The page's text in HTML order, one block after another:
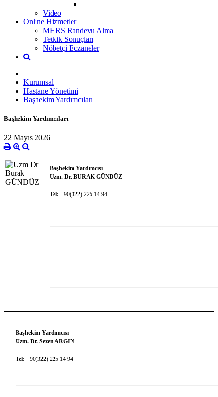
Video
Online Hizmetler
MHRS Randevu Alma
Tetkik Sonuçları
Nöbetçi Eczaneler
Kurumsal
Hastane Yönetimi
Başhekim Yardımcıları
Başhekim Yardımcıları
22 Mayıs 2026
Başhekim Yardımcısı
Uzm. Dr. BURAK GÜNDÜZ
Tel: +90(322) 225 14 94
Başhekim Yardımcısı
Uzm. Dr. Sezen ARGIN
Tel: +90(322) 225 14 94